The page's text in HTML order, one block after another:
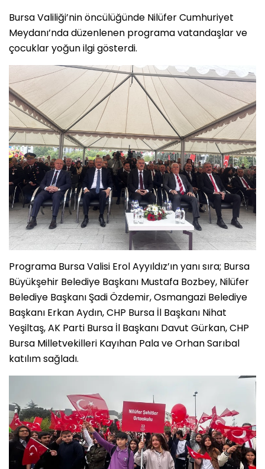
Bursa Valiliği’nin öncülüğünde Nilüfer Cumhuriyet
Meydanı’nda düzenlenen programa vatandaşlar ve
çocuklar yoğun ilgi gösterdi.
Programa Bursa Valisi Erol Ayyıldız’ın yanı sıra; Bursa
Büyükşehir Belediye Başkanı Mustafa Bozbey, Nilüfer
Belediye Başkanı Şadi Özdemir, Osmangazi Belediye
Başkanı Erkan Aydın, CHP Bursa İl Başkanı Nihat
Yeşiltaş, AK Parti Bursa İl Başkanı Davut Gürkan, CHP
Bursa Milletvekilleri Kayıhan Pala ve Orhan Sarıbal
katılım sağladı.